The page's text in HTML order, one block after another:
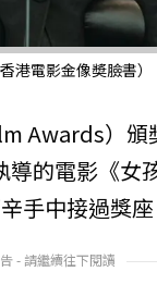
港電影金像奬臉書）
Awards）
導的電影《女
手中接過獎
- 請繼續往下閱讀